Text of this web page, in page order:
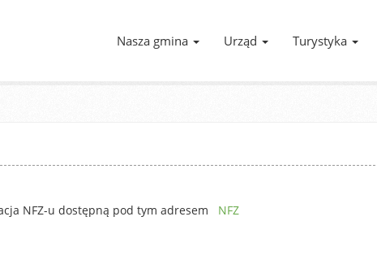
Nasza gmina Urząd Turystyka
NFZ-u dostępną pod tym adresem
NFZ